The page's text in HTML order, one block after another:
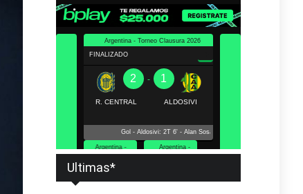
Ultimas*